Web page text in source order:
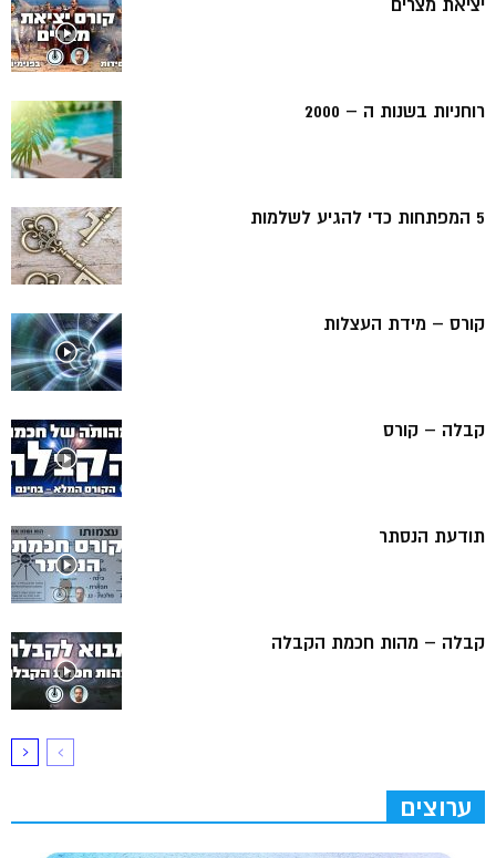
יציאת מצרים
רוחניות בשנות ה – 2000
5 המפתחות כדי להגיע לשלמות
קורס – מידת העצלות
קבלה – קורס
תודעת הנסתר
קבלה – מהות חכמת הקבלה
ערוצים